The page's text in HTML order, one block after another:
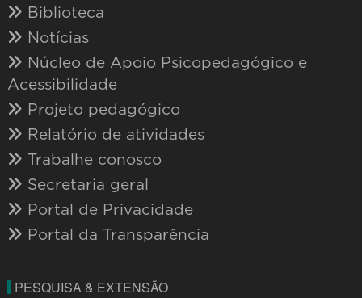
Biblioteca
Notícias
Núcleo de Apoio Psicopedagógico e
Acessibilidade
Projeto pedagógico
Relatório de atividades
Trabalhe conosco
Secretaria geral
Portal de Privacidade
Portal da Transparência
PESQUISA & EXTENSÃO